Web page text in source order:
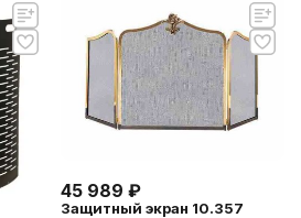
45 989 ₽
Защитный экран 10.357